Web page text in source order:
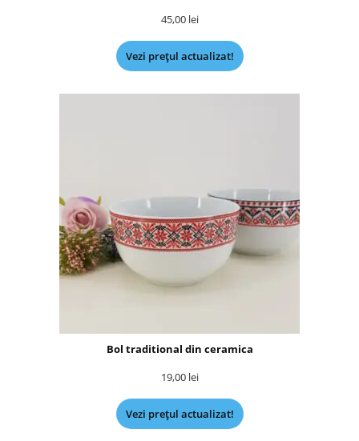
45,00 lei
Vezi prețul actualizat!
Bol traditional din ceramica
19,00 lei
Vezi prețul actualizat!